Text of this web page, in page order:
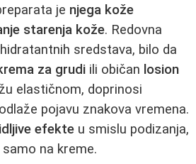
je njega kože
starenja kože. Redovna
sredstava, bilo da
za grudi ili običan losion
elastičnom, doprinosi
pojavu znakova vremena.
efekte u smislu podizanja,
na kreme.